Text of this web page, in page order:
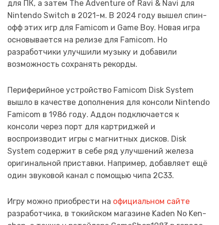
для ПК, а затем The Adventure of Ravi & Navi для
Nintendo Switch в 2021-м. В 2024 году вышел спин-
офф этих игр для Famicom и Game Boy. Новая игра
основывается на релизе для Famicom. Но
разработчики улучшили музыку и добавили
возможность сохранять рекорды.
Периферийное устройство Famicom Disk System
вышло в качестве дополнения для консоли Nintendo
Famicom в 1986 году. Аддон подключается к
консоли через порт для картриджей и
воспроизводит игры с магнитных дисков. Disk
System содержит в себе ряд улучшений железа
оригинальной приставки. Например, добавляет ещё
один звуковой канал с помощью чипа 2C33.
Игру можно приобрести на официальном сайте
разработчика, в токийском магазине Kaden No Ken-